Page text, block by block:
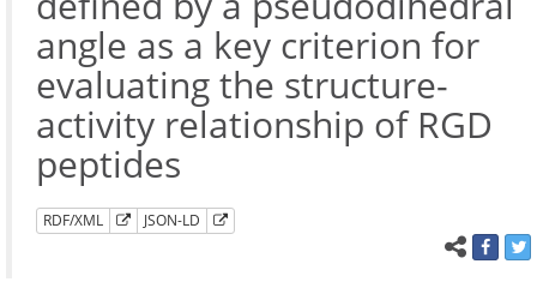
angle as a key criterion for
evaluating the structure-
activity relationship of RGD
peptides
RDF/XML JSON-LD